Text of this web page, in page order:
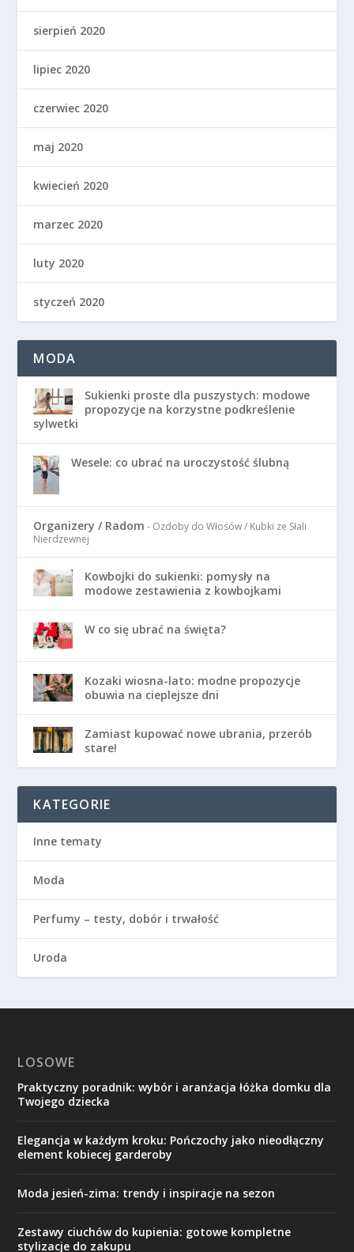
sierpień 2020
lipiec 2020
czerwiec 2020
maj 2020
kwiecień 2020
marzec 2020
luty 2020
styczeń 2020
MODA
Sukienki proste dla puszystych: modowe
propozycje na korzystne podkreślenie
sylwetki
Wesele: co ubrać na uroczystość ślubną
Organizery / Radom - Ozdoby do Włosów / Kubki ze Słali
Nierdzewnej
Kowbojki do sukienki: pomysły na
modowe zestawienia z kowbojkami
W co się ubrać na święta?
Kozaki wiosna-lato: modne propozycje
obuwia na cieplejsze dni
Zamiast kupować nowe ubrania, przerób
stare!
KATEGORIE
Inne tematy
Moda
Perfumy – testy, dobór i trwałość
Uroda
LOSOWE
Praktyczny poradnik: wybór i aranżacja łóżka domku dla
Twojego dziecka
Elegancja w każdym kroku: Pończochy jako nieodłączny
element kobiecej garderoby
Moda jesień-zima: trendy i inspiracje na sezon
Zestawy ciuchów do kupienia: gotowe kompletne
stylizacje do zakupu